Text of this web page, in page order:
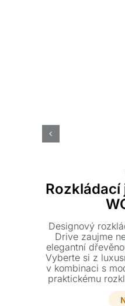
Rozkládací
Designový
Drive zaujme
elegantní
Vyberte si z
v kombinaci s
praktickému
přizpůsobíte